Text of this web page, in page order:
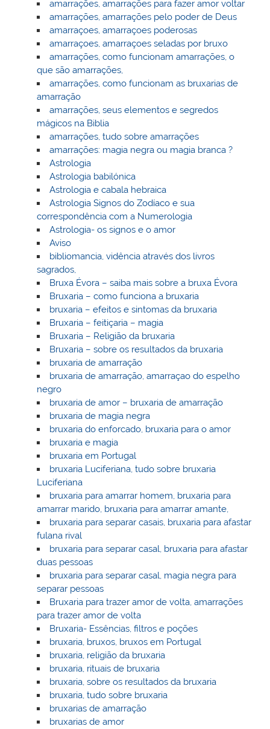
amarrações, amarrações para fazer amor voltar
amarrações, amarrações pelo poder de Deus
amarraçoes, amarraçoes poderosas
amarraçoes, amarraçoes seladas por bruxo
amarrações, como funcionam amarrações, o
que são amarrações,
amarrações, como funcionam as bruxarias de
amarração
amarrações, seus elementos e segredos
mágicos na Biblia
amarrações, tudo sobre amarrações
amarrações: magia negra ou magia branca ?
Astrologia
Astrologia babilónica
Astrologia e cabala hebraica
Astrologia Signos do Zodíaco e sua
correspondência com a Numerologia
Astrologia- os signos e o amor
Aviso
bibliomancia, vidência através dos livros
sagrados,
Bruxa Évora – saiba mais sobre a bruxa Évora
Bruxaria – como funciona a bruxaria
bruxaria – efeitos e sintomas da bruxaria
Bruxaria – feitiçaria – magia
Bruxaria – Religião da bruxaria
Bruxaria – sobre os resultados da bruxaria
bruxaria de amarração
bruxaria de amarração, amarraçao do espelho
negro
bruxaria de amor – bruxaria de amarração
bruxaria de magia negra
bruxaria do enforcado, bruxaria para o amor
bruxaria e magia
bruxaria em Portugal
bruxaria Luciferiana, tudo sobre bruxaria
Luciferiana
bruxaria para amarrar homem, bruxaria para
amarrar marido, bruxaria para amarrar amante,
bruxaria para separar casais, bruxaria para afastar
fulana rival
bruxaria para separar casal, bruxaria para afastar
duas pessoas
bruxaria para separar casal, magia negra para
separar pessoas
Bruxaria para trazer amor de volta, amarrações
para trazer amor de volta
Bruxaria- Essências, filtros e poções
bruxaria, bruxos, bruxos em Portugal
bruxaria, religião da bruxaria
bruxaria, rituais de bruxaria
bruxaria, sobre os resultados da bruxaria
bruxaria, tudo sobre bruxaria
bruxarias de amarração
bruxarias de amor